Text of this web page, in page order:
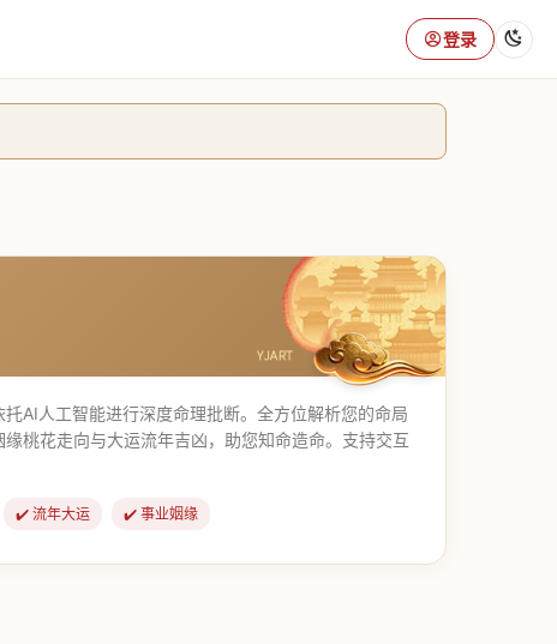
登录
AI人工智能进行深度命理批断。全方位解析您的命局
桃花走向与大运流年吉凶，助您知命造命。支持交互
✔️ 流年大运 ✔️ 事业姻缘